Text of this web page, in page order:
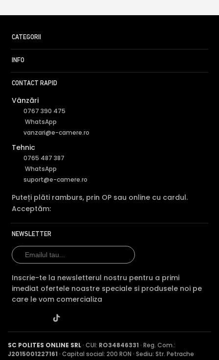
CATEGORII
INFO
CONTACT RAPID
Vânzări
0767 390 475
WhatsApp
vanzari@e-camere.ro
Tehnic
0765 487 387
WhatsApp
suport@e-camere.ro
Puteți plăti ramburs, prin OP sau online cu cardul.
Acceptăm:
NEWSLETTER
Inscrie-te la newsletterul nostru pentru a primi
imediat ofertele noastre speciale si produsele noi pe
care le vom comercializa
SC POLITES ONLINE SRL· CUI: RO34846331 · Reg. Com.:
J2015001227161 · Capital social: 200 RON · Sediu: Str. Petrache